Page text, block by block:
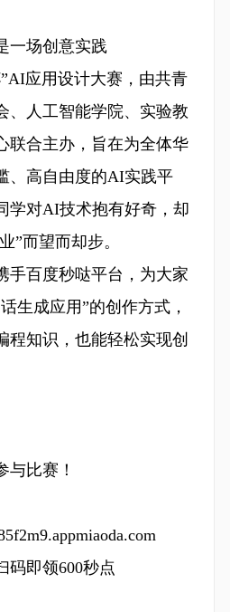
场创意实践
应用设计大赛，由共青
、人工智能学院、实验教
联合主办，旨在为全体华
、高自由度的AI实践平
学对AI技术抱有好奇，却
”而望而却步。
百度秒哒平台，为大家
生成应用”的创作方式，
程知识，也能轻松实现创
比赛！
即领600秒点